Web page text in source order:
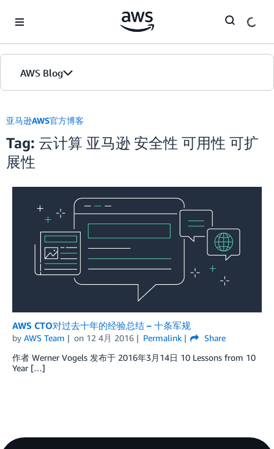
AWS Blog
首页
版本
亚马逊AWS官方博客
Tag: 云计算 亚马逊 安全性 可用性 可扩
展性
AWS CTO对过去十年的经验总结 – 十条军规
by AWS Team on 12 4月 2016 Permalink
Share
作者 Werner Vogels 发布于 2016年3月14日 10 Lessons from 10
Year […]